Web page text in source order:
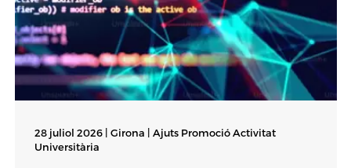
28 juliol 2026 | Girona | Ajuts Promoció Activitat
Universitària